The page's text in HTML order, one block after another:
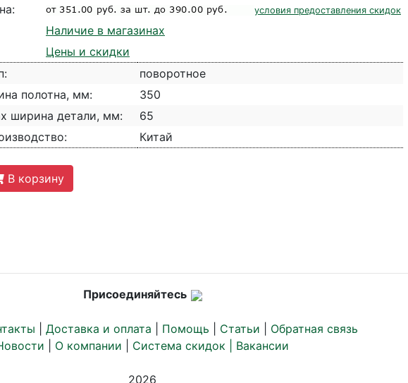
условия предоставления скидок
Наличие в магазинах
Цены и скидки
поворотное
полотна, мм:
350
ширина детали, мм:
65
Китай
В корзину
Присоединяйтесь
Доставка и оплата Помощь Статьи
Обратная связь
О компании Система скидок | Вакансии
2026